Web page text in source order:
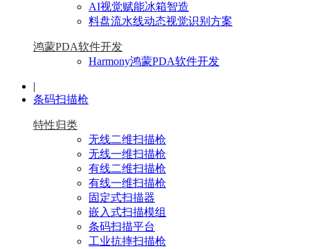
AI视觉赋能冰箱智造
料盘流水线动态视觉识别方案
鸿蒙PDA软件开发
Harmony鸿蒙PDA软件开发
|
条码扫描枪
特性归类
无线二维扫描枪
无线一维扫描枪
有线二维扫描枪
有线一维扫描枪
固定式扫描器
嵌入式扫描模组
条码扫描平台
工业抗摔扫描枪